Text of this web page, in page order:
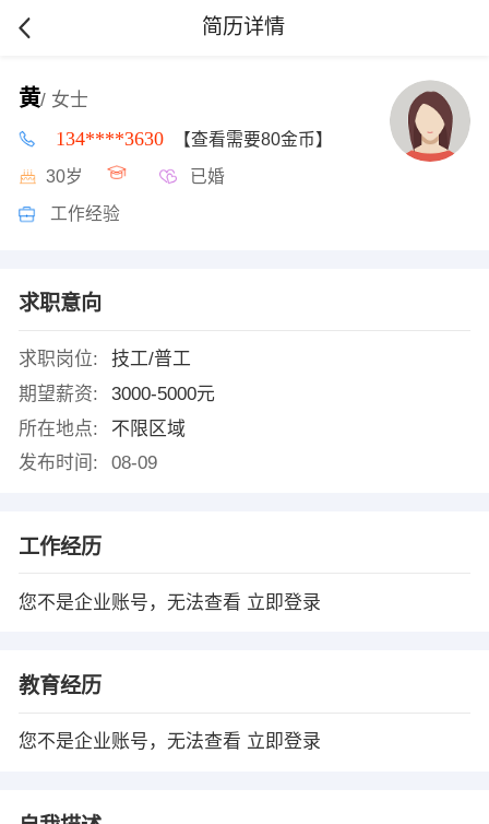
简历详情
黄/ 女士
134****3630 【查看需要80金币】
30岁 已婚
工作经验
求职意向
求职岗位:
技工/普工
期望薪资:
3000-5000元
所在地点:
不限区域
发布时间:
08-09
工作经历
您不是企业账号，无法查看 立即登录
教育经历
您不是企业账号，无法查看 立即登录